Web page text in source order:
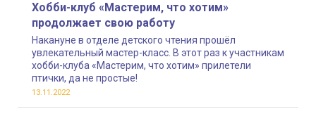
Хобби-клуб «Мастерим, что хотим»
продолжает свою работу
Накануне в отделе детского чтения прошёл
увлекательный мастер-класс. В этот раз к участникам
хобби-клуба «Мастерим, что хотим» прилетели
птички, да не простые!
13.11.2022